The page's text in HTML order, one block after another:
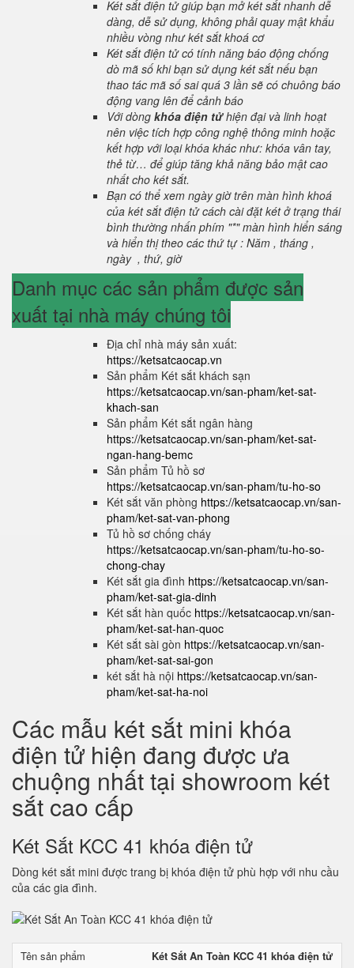
Két sắt điện tử giúp bạn mở két sắt nhanh dễ
dàng, dễ sử dụng, không phải quay mật khẩu
nhiều vòng như két sắt khoá cơ
Két sắt điện tử có tính năng báo động chống
dò mã số khi bạn sử dụng két sắt nếu bạn
thao tác mã số sai quá 3 lần sẽ có chuông báo
động vang lên để cảnh báo
Với dòng khóa điện tửhiện đại và linh hoạt
nên việc tích hợp công nghệ thông minh hoặc
kết hợp với loại khóa khác như: khóa vân tay,
thẻ từ… để giúp tăng khả năng bảo mật cao
nhất cho két sắt.
Bạn có thể xem ngày giờ trên màn hình khoá
của két sắt điện tử cách cài đặt két ở trạng thái
bình thường nhấn phím "*" màn hình hiển sáng
và hiển thị theo các thứ tự : Năm , tháng ,
ngày , thứ, giờ
Danh mục các sản phẩm được sản
xuất tại nhà máy chúng tôi
Địa chỉ nhà máy sản xuất:
https://ketsatcaocap.vn
Sản phẩm Két sắt khách sạn
https://ketsatcaocap.vn/san-pham/ket-sat-
khach-san
Sản phẩm Két sắt ngân hàng
https://ketsatcaocap.vn/san-pham/ket-sat-
ngan-hang-bemc
Sản phẩm Tủ hồ sơ
https://ketsatcaocap.vn/san-pham/tu-ho-so
Két sắt văn phòng https://ketsatcaocap.vn/san-
pham/ket-sat-van-phong
Tủ hồ sơ chống cháy
https://ketsatcaocap.vn/san-pham/tu-ho-so-
chong-chay
Két sắt gia đình https://ketsatcaocap.vn/san-
pham/ket-sat-gia-dinh
Két sắt hàn quốc https://ketsatcaocap.vn/san-
pham/ket-sat-han-quoc
Két sắt sài gòn https://ketsatcaocap.vn/san-
pham/ket-sat-sai-gon
két sắt hà nội https://ketsatcaocap.vn/san-
pham/ket-sat-ha-noi
Các mẫu két sắt mini khóa
điện tử hiện đang được ưa
chuộng nhất tại showroom két
sắt cao cấp
Két Sắt KCC 41 khóa điện tử
Dòng két sắt mini được trang bị khóa điện tử phù hợp với nhu cầu
của các gia đình.
Tên sản phẩm Két Sắt An Toàn KCC 41 khóa điện tử